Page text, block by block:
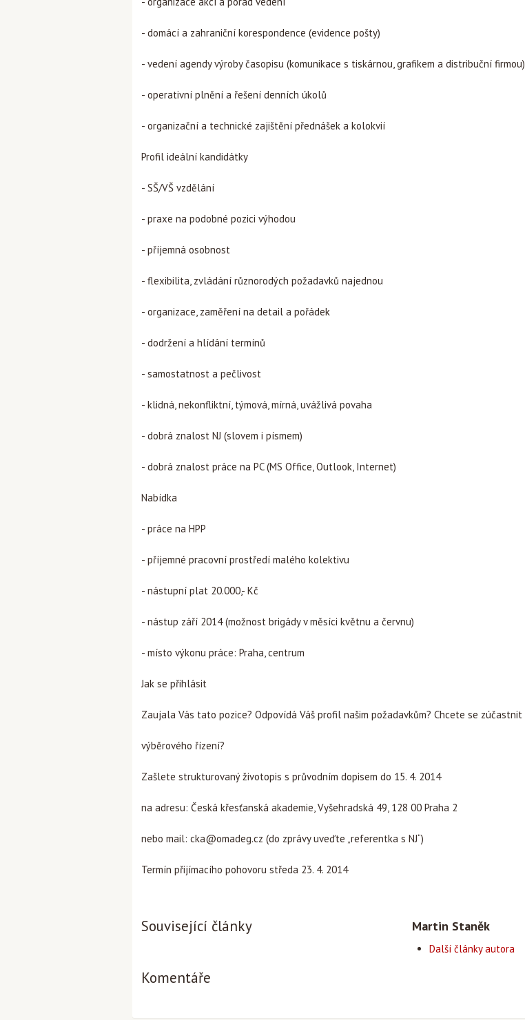
- domácí a zahraniční korespondence (evidence pošty)
- vedení agendy výroby časopisu (komunikace s tiskárnou, grafikem a distribuční firmou)
- operativní plnění a řešení denních úkolů
- organizační a technické zajištění přednášek a kolokvií
Profil ideální kandidátky
- SŠ/VŠ vzdělání
- praxe na podobné pozici výhodou
- příjemná osobnost
- flexibilita, zvládání různorodých požadavků najednou
- organizace, zaměření na detail a pořádek
- dodržení a hlídání termínů
- samostatnost a pečlivost
- klidná, nekonfliktní, týmová, mírná, uvážlivá povaha
- dobrá znalost NJ (slovem i písmem)
- dobrá znalost práce na PC (MS Office, Outlook, Internet)
Nabídka
- práce na HPP
- příjemné pracovní prostředí malého kolektivu
- nástupní plat 20.000,- Kč
- nástup září 2014 (možnost brigády v měsíci květnu a červnu)
- místo výkonu práce: Praha, centrum
Jak se přihlásit
Zaujala Vás tato pozice? Odpovídá Váš profil našim požadavkům? Chcete se zúčastnit
výběrového řízení?
Zašlete strukturovaný životopis s průvodním dopisem do 15. 4. 2014
na adresu: Česká křesťanská akademie, Vyšehradská 49, 128 00 Praha 2
nebo mail: cka@omadeg.cz (do zprávy uveďte „referentka s NJ“)
Termín přijímacího pohovoru středa 23. 4. 2014
Související články Martin Staněk
Další články autora
Komentáře